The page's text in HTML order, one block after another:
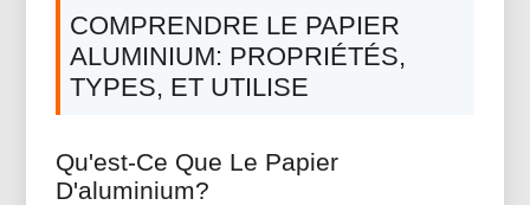
COMPRENDRE LE PAPIER
ALUMINIUM: PROPRIÉTÉS,
TYPES, ET UTILISE
Qu'est-Ce Que Le Papier
D'aluminium?